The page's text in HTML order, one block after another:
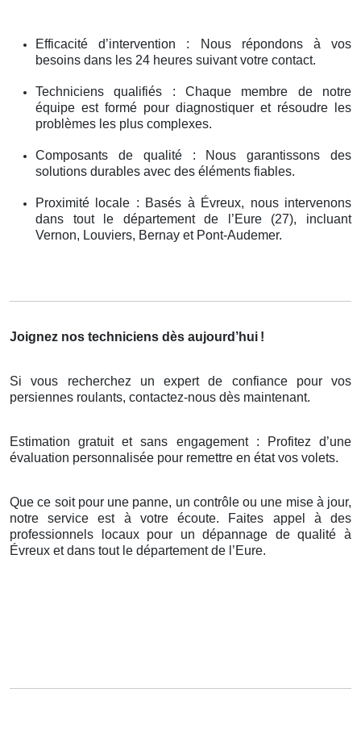
Efficacité d’intervention : Nous répondons à vos
besoins dans les 24 heures suivant votre contact.
Techniciens qualifiés : Chaque membre de notre
équipe est formé pour diagnostiquer et résoudre les
problèmes les plus complexes.
Composants de qualité : Nous garantissons des
solutions durables avec des éléments fiables.
Proximité locale : Basés à Évreux, nous intervenons
dans tout le département de l’Eure (27), incluant
Vernon, Louviers, Bernay et Pont-Audemer.
Joignez nos techniciens dès aujourd’hui !
Si vous recherchez un expert de confiance pour vos
persiennes roulants, contactez-nous dès maintenant.
Estimation gratuit et sans engagement : Profitez d’une
évaluation personnalisée pour remettre en état vos volets.
Que ce soit pour une panne, un contrôle ou une mise à jour,
notre service est à votre écoute. Faites appel à des
professionnels locaux pour un dépannage de qualité à
Évreux et dans tout le département de l’Eure.